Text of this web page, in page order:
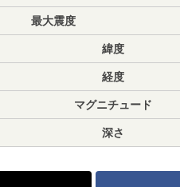
最大震度
緯度
経度
マグニチュード
深さ